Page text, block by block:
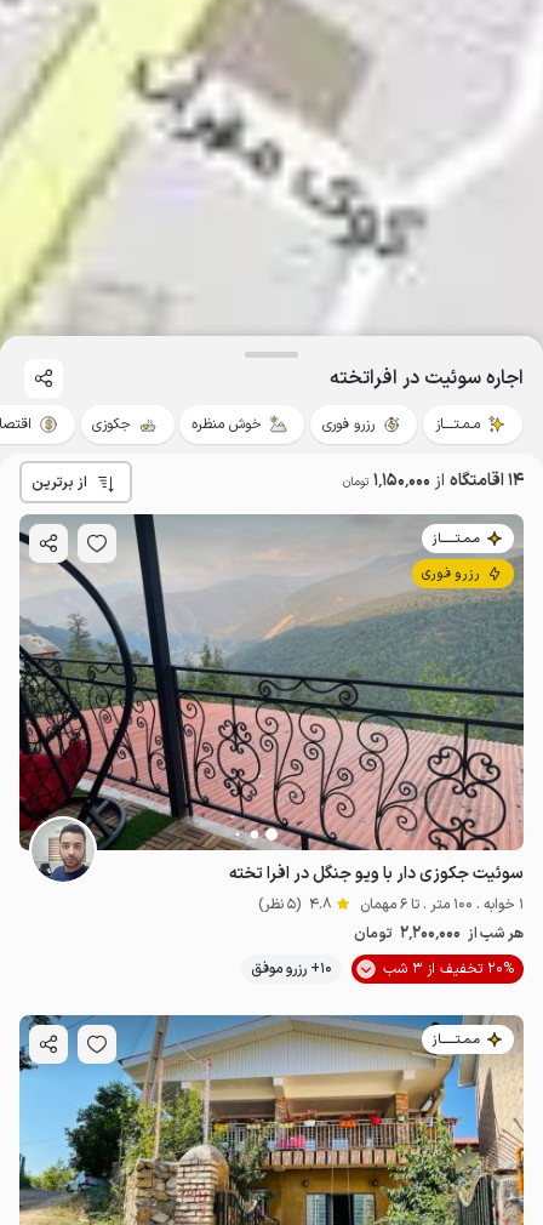
اجاره سوئیت در افراتخته
مـمـتــــاز رزرو فوری خوش منظره جکوزی
14 اقامتگاه از 1٬150٬000 تومان از برترین
مـمـتــــــاز
رزرو فوری
سوئیت جکوزی دار با ویو جنگل در افرا تخته
1 خوابه . 100 متر . تا 6 مهمان 4.8 (5 نظر)
هر شب از 2٬200٬000 تومان
20% تخفیف از 3 شب
10+ رزرو موفق
مـمـتــــــاز